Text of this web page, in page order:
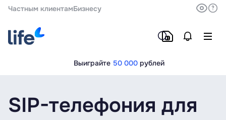
Частным клиентамБизнесу
Выиграйте 50 000 рублей
SIP-телефония для